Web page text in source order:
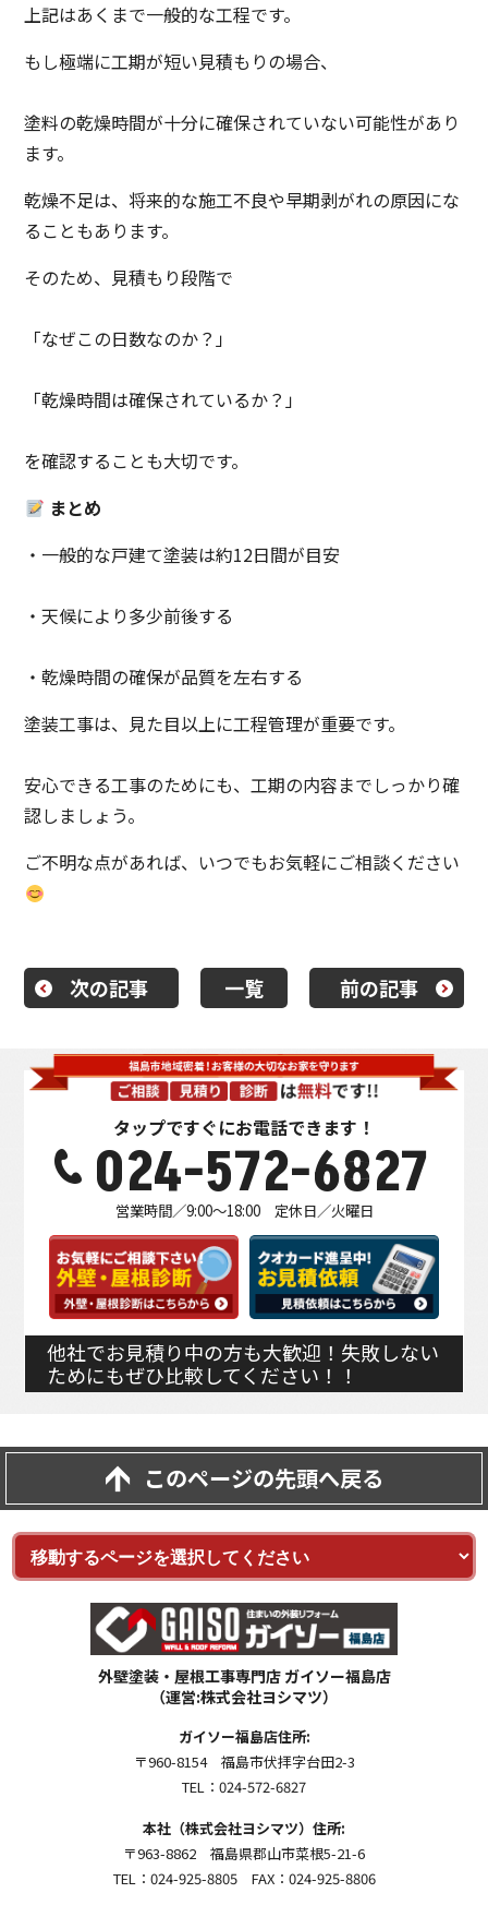
上記はあくまで一般的な工程です。
もし極端に工期が短い見積もりの場合、
塗料の乾燥時間が十分に確保されていない可能性があり
ます。
乾燥不足は、将来的な施工不良や早期剥がれの原因にな
ることもあります。
そのため、見積もり段階で
「なぜこの日数なのか？」
「乾燥時間は確保されているか？」
を確認することも大切です。
まとめ
・一般的な戸建て塗装は約12日間が目安
・天候により多少前後する
・乾燥時間の確保が品質を左右する
塗装工事は、見た目以上に工程管理が重要です。
安心できる工事のためにも、工期の内容までしっかり確
認しましょう。
ご不明な点があれば、いつでもお気軽にご相談ください
次の記事 一覧 前の記事
タップですぐにお電話できます！
024-572-6827
営業時間／9:00～18:00 定休日／火曜日
他社でお見積り中の方も大歓迎！失敗しない
ためにもぜひ比較してください！！
このページの先頭へ戻る
外壁塗装・屋根工事専門店 ガイソー福島店
（運営:株式会社ヨシマツ）
ガイソー福島店住所:
〒960-8154 福島市伏拝字台田2-3
TEL：024-572-6827
本社（株式会社ヨシマツ）住所:
〒963-8862 福島県郡山市菜根5-21-6
TEL：024-925-8805 FAX：024-925-8806